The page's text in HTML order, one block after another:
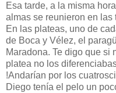
Esa tarde, a la misma
almas se reunieron en las
En las plateas, uno de
de Boca y Vélez, el
Maradona. Te digo que si
platea no los
!Andarían por los
Diego tenía el pelo un